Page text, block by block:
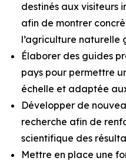
destinés aux visiteurs
afin de montrer
l’agriculture naturelle
Élaborer des guides
pays pour permettre
échelle et adaptée
Développer de
recherche afin de
scientifique des
Mettre en place une